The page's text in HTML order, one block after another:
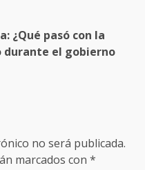
¿Qué pasó con la
durante el gobierno
no será publicada.
marcados con *